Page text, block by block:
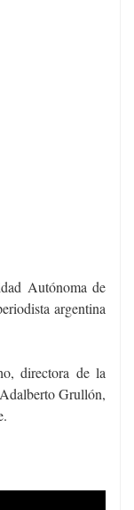
Autónoma de
argentina
directora de la
Grullón,